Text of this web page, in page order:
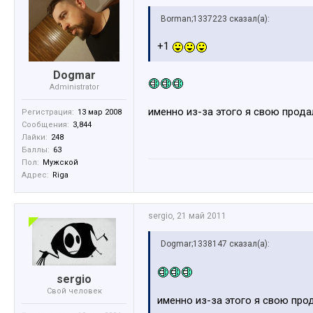
Dogmar
Administrator
Регистрация: 13 мар 2008
Сообщения: 3,844
Лайки: 248
Баллы: 63
Пол: Мужской
Адрес: Riga
Borman;1337223 сказал(а):
+1
именно из-за этого я свою
sergio
Свой человек
sergio 21 май 2011
Dogmar;1338147 сказал(а):
именно из-за этого я свою